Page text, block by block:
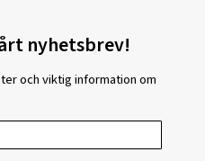
nyhetsbrev!
och viktig information om